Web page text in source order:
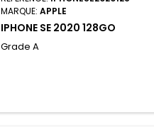
MARQUE:APPLE
IPHONE SE 2020 128GO
Grade A